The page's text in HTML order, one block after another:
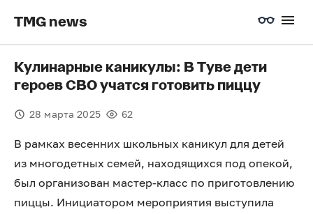
TMG news
Кулинарные каникулы: В Туве дети
героев СВО учатся готовить пиццу
28 марта 2025 62
В рамках весенних школьных каникул для детей
из многодетных семей, находящихся под опекой,
был организован мастер-класс по приготовлению
пиццы. Инициатором мероприятия выступила